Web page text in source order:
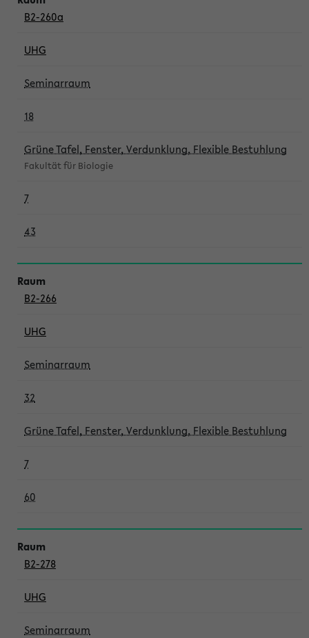
B2-260a
UHG
Seminarraum
18
Grüne Tafel, Fenster, Verdunklung, Flexible Bestuhlung
Fakultät für Biologie
7
43
B2-266
UHG
Seminarraum
32
Grüne Tafel, Fenster, Verdunklung, Flexible Bestuhlung
7
60
B2-278
UHG
Seminarraum